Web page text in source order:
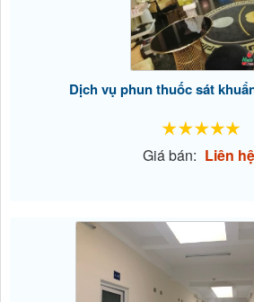
Dịch vụ phun thuốc sát
Giá bán: Liên hệ